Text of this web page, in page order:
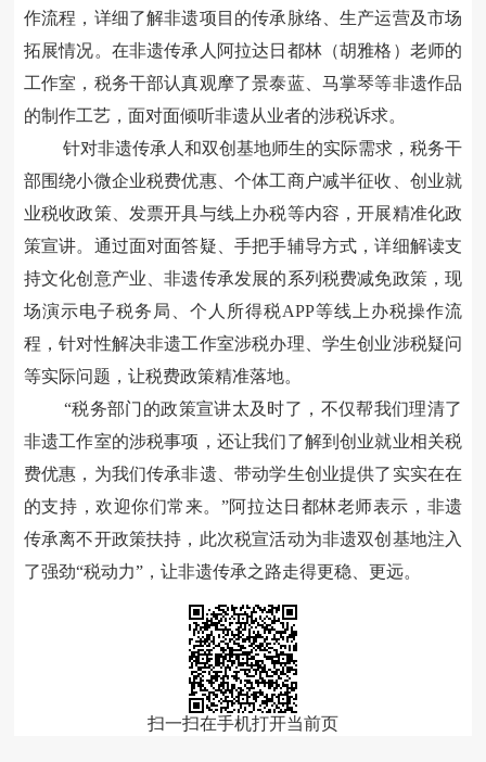
作流程，详细了解非遗项目的传承脉络、生产运营及市场
拓展情况。在非遗传承人阿拉达日都林（胡雅格）老师的
工作室，税务干部认真观摩了景泰蓝、马掌琴等非遗作品
的制作工艺，面对面倾听非遗从业者的涉税诉求。
针对非遗传承人和双创基地师生的实际需求，税务干
部围绕小微企业税费优惠、个体工商户减半征收、创业就
业税收政策、发票开具与线上办税等内容，开展精准化政
策宣讲。通过面对面答疑、手把手辅导方式，详细解读支
持文化创意产业、非遗传承发展的系列税费减免政策，现
场演示电子税务局、个人所得税APP等线上办税操作流
程，针对性解决非遗工作室涉税办理、学生创业涉税疑问
等实际问题，让税费政策精准落地。
“税务部门的政策宣讲太及时了，不仅帮我们理清了
非遗工作室的涉税事项，还让我们了解到创业就业相关税
费优惠，为我们传承非遗、带动学生创业提供了实实在在
的支持，欢迎你们常来。”阿拉达日都林老师表示，非遗
传承离不开政策扶持，此次税宣活动为非遗双创基地注入
了强劲“税动力”，让非遗传承之路走得更稳、更远。
扫一扫在手机打开当前页